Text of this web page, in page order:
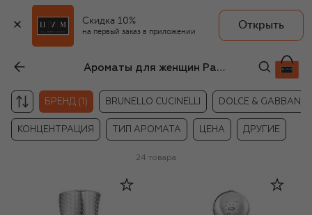
Скидка 10%
на первый заказ в приложении
Открыть
Ароматы для женщин Parfums de Marly
БРЕНД (1) BRUNELLO CUCINELLI DOLCE & GABBANA
КОНЦЕНТРАЦИЯ ТИП АРОМАТА ЦЕНА ДРУГИЕ
24 товара